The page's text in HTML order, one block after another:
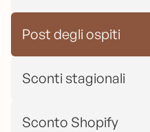
Post degli ospiti
Sconti stagionali
Sconto Shopify